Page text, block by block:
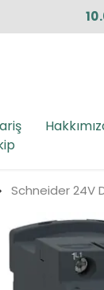
Schneider 24V